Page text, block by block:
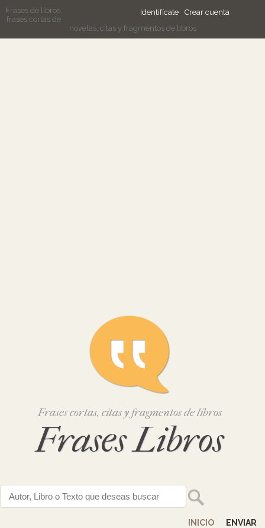
Identifícate Crear cuenta
Frases de libros,
frases cortas de
novelas, citas y fragmentos de libros
Frases cortas, citas y fragmentos de libros
Frases Libros
INICIO
ENVIAR